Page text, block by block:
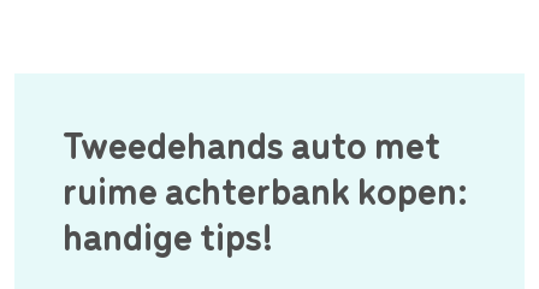
Tweedehands auto met
ruime achterbank kopen:
handige tips!